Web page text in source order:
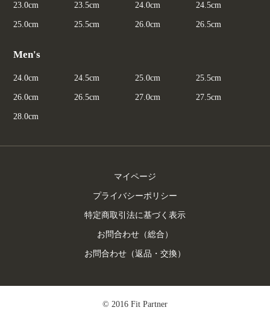
23.0cm 23.5cm 24.0cm 24.5cm
25.0cm 25.5cm 26.0cm 26.5cm
Men's
24.0cm 24.5cm 25.0cm 25.5cm
26.0cm 26.5cm 27.0cm 27.5cm
28.0cm
マイページ
プライバシーポリシー
特定商取引法に基づく表示
お問合わせ（総合）
お問合わせ（返品・交換）
© 2016 Fit Partner